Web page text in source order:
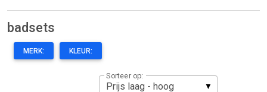
badsets
MERK: KLEUR:
Sorteer op: